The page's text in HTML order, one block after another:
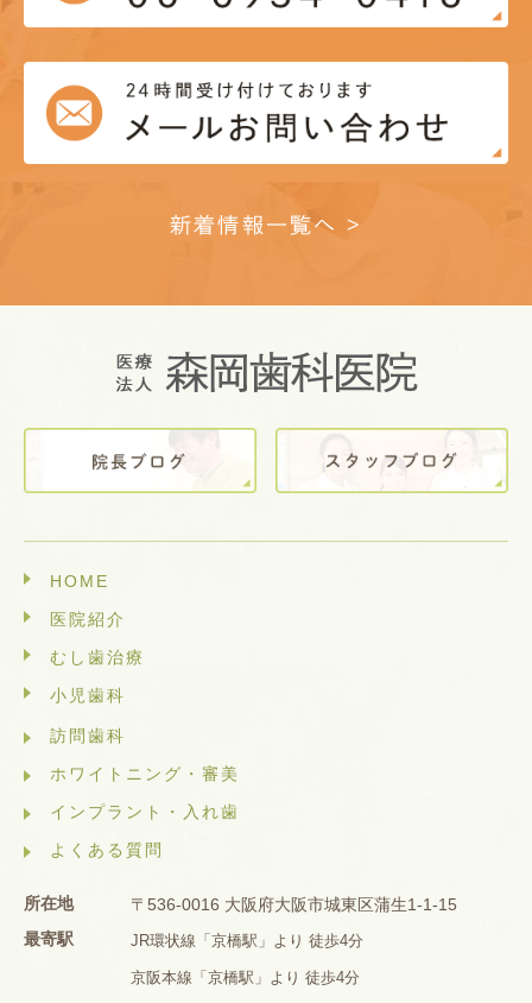
新着情報一覧へ >
HOME
医院紹介
むし歯治療
小児歯科
訪問歯科
ホワイトニング・審美
インプラント・入れ歯
よくある質問
所在地
〒536-0016 大阪府大阪市城東区蒲生1-1-15
最寄駅
JR環状線「京橋駅」より 徒歩4分
京阪本線「京橋駅」より 徒歩4分